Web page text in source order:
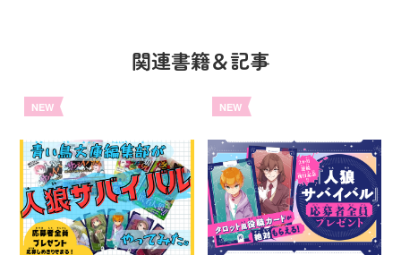
関連書籍＆記事
NEW NEW